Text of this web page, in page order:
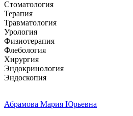
Стоматология
Терапия
Травматология
Урология
Физиотерапия
Флебология
Хирургия
Эндокринология
Эндоскопия
Абрамова Мария Юрьевна